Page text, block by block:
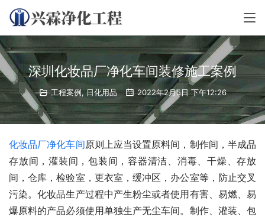
深圳化妆品厂净化车间装修施工案例
工程案例,日化用品 2022年2月5日 下午12:26
化妆品厂净化车间原则上应当设置原料间，制作间，半成品
存放间，灌装间，包装间，容器清洁、消毒、干燥、存放
间，仓库，检验室，更衣室，缓冲区，办公室等，防止交叉
污染。化妆品生产过程中产生粉尘或者使用有害、易燃、易
爆原料的产品必须使用单独生产无尘车间。制作、灌装、包